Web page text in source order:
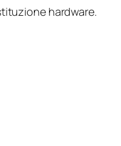
hardware.